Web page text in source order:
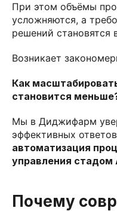
При этом объёмы
усложняются, а
решений становятся
Возникает
Как
становится
Мы в Диджифарм
эффективных
автоматизация
управления стадом
Почему